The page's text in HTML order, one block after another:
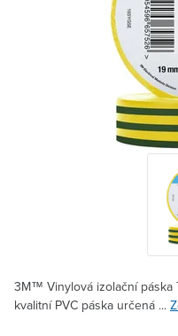
3M™ Vinylová izolační páska
kvalitní PVC páska určená ...